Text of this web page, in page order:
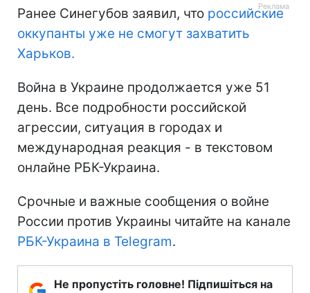
Ранее Синегубов заявил, что российские
оккупанты уже не смогут захватить
Харьков.
Война в Украине продолжается уже 51
день. Все подробности российской
агрессии, ситуация в городах и
международная реакция - в текстовом
онлайне РБК-Украина.
Срочные и важные сообщения о войне
России против Украины читайте на канале
РБК-Украина в Telegram.
Не пропустіть головне! Підпишіться на